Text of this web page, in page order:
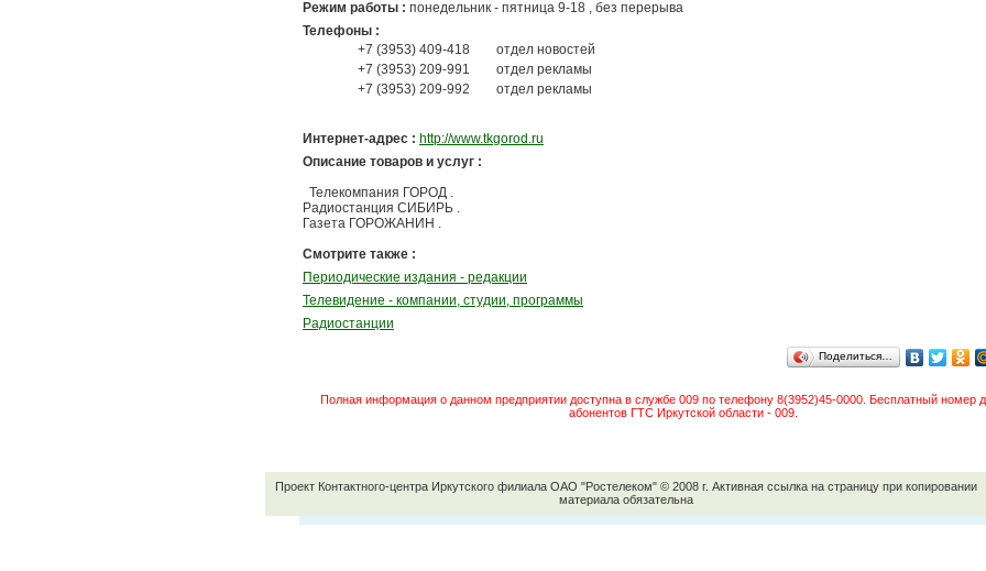
Режим работы : понедельник - пятница 9-18 , без перерыва
Телефоны :
+7 (3953) 409-418
отдел новостей
+7 (3953) 209-991
отдел рекламы
+7 (3953) 209-992
отдел рекламы
Интернет-адрес : http://www.tkgorod.ru
Описание товаров и услуг :
Телекомпания ГОРОД .
Радиостанция СИБИРЬ .
Газета ГОРОЖАНИН .
Смотрите также :
Периодические издания - редакции
Телевидение - компании, студии, программы
Радиостанции
Поделиться…
Полная информация о данном предприятии доступна в службе 009 по телефону 8(3952)45-0000. Бесплатный номер
абонентов ГТС Иркутской области - 009.
Проект Контактного-центра Иркутского филиала ОАО "Ростелеком" © 2008 г. Активная ссылка на страницу при копировании
материала обязательна